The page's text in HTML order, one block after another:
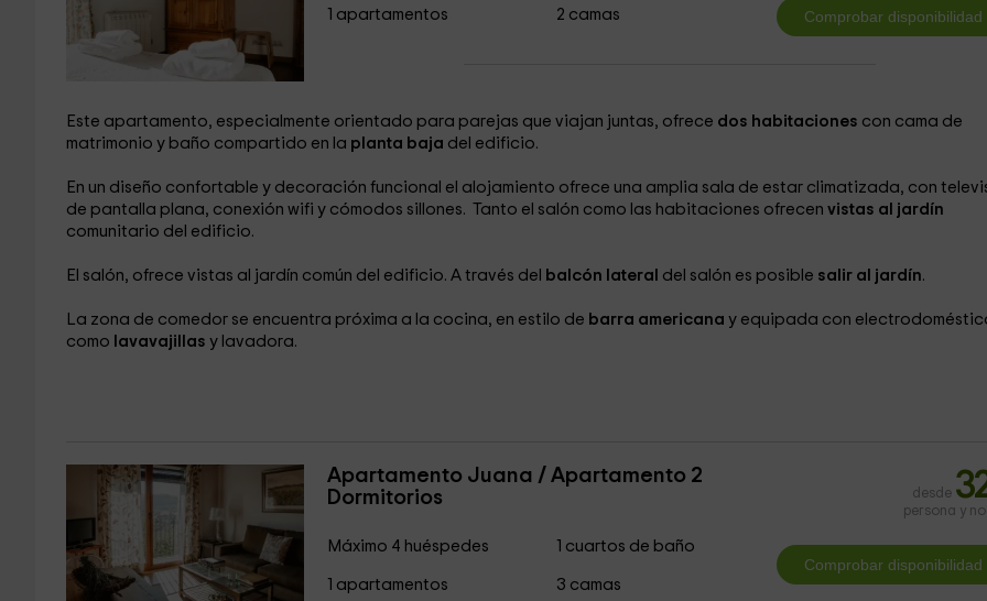
1 apartamentos 2 camas
Este apartamento, especialmente orientado para parejas que viajan juntas, ofrece dos habitaciones con cama de
matrimonio y baño compartido en la planta baja del edificio.
En un diseño confortable y decoración funcional el alojamiento ofrece una amplia sala de estar climatizada, con
de pantalla plana, conexión wifi y cómodos sillones. Tanto el salón como las habitaciones ofrecen vistas al jardín
comunitario del edificio.
El salón, ofrece vistas al jardín común del edificio. A través del balcón lateral del salón es posible salir al jardín.
La zona de comedor se encuentra próxima a la cocina, en estilo de barra americana y equipada con
como lavavajillas y lavadora.
Apartamento Juana / Apartamento 2
Dormitorios
Máximo 4 huéspedes
1 apartamentos
1 cuartos de baño
3 camas
desde
persona y